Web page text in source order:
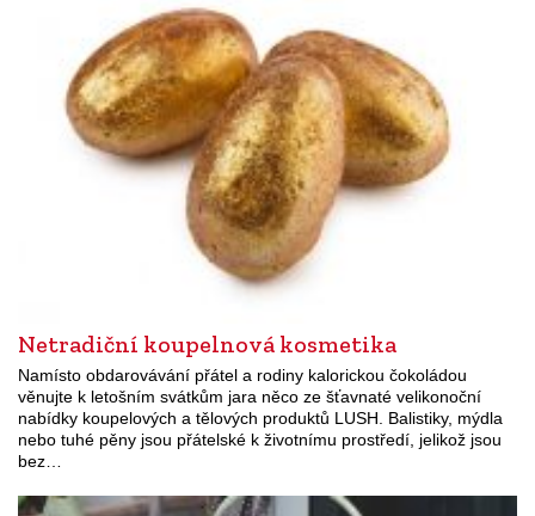
Netradiční koupelnová kosmetika
Namísto obdarovávání přátel a rodiny kalorickou čokoládou
věnujte k letošním svátkům jara něco ze šťavnaté velikonoční
nabídky koupelových a tělových produktů LUSH. Balistiky, mýdla
nebo tuhé pěny jsou přátelské k životnímu prostředí, jelikož jsou
bez…